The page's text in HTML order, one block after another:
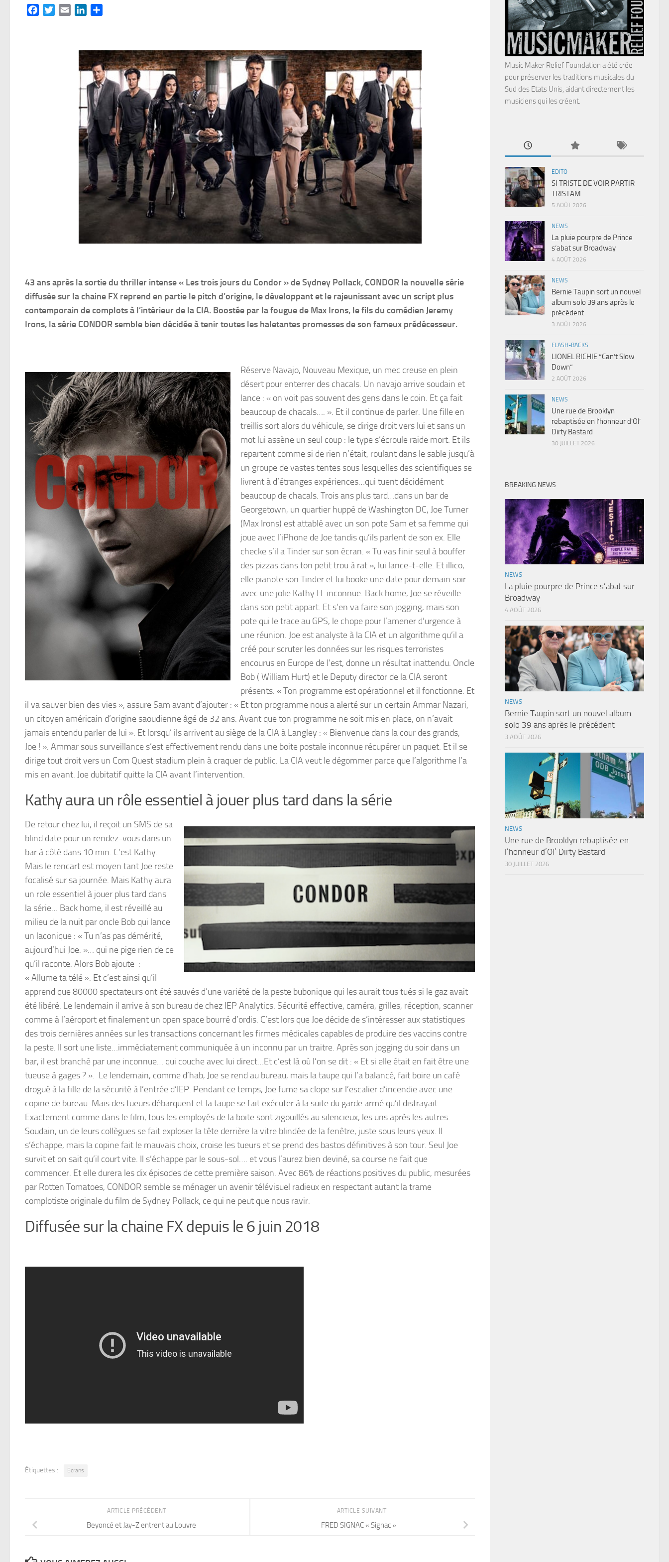
FacebookTwitterEmail LinkedIn
43 ans après la sortie du thriller intense « Les trois jours du Condor » de Sydney Pollack, CONDOR la nouvelle série
diffusée sur la chaine FX reprend en partie le pitch d’origine, le développant et le rajeunissant avec un script plus
contemporain de complots à l’intérieur de la CIA. Boostée par la fougue de Max Irons, le fils du comédien Jeremy
Irons, la série CONDOR semble bien décidée à tenir toutes les haletantes promesses de son fameux prédécesseur.
Réserve Navajo, Nouveau Mexique, un mec creuse en plein
désert pour enterrer des chacals. Un navajo arrive soudain et
lance : « on voit pas souvent des gens dans le coin. Et ça fait
beaucoup de chacals…. ». Et il continue de parler. Une fille en
treillis sort alors du véhicule, se dirige droit vers lui et sans un
mot lui assène un seul coup : le type s’écroule raide mort. Et ils
repartent comme si de rien n’était, roulant dans le sable jusqu’à
un groupe de vastes tentes sous lesquelles des scientifiques se
livrent à d’étranges expériences…qui tuent décidément
beaucoup de chacals. Trois ans plus tard…dans un bar de
Georgetown, un quartier huppé de Washington DC, Joe Turner
(Max Irons) est attablé avec un son pote Sam et sa femme qui
joue avec l’iPhone de Joe tandis qu’ils parlent de son ex. Elle
checke s’il a Tinder sur son écran. « Tu vas finir seul à bouffer
des pizzas dans ton petit trou à rat », lui lance-t-elle. Et illico,
elle pianote son Tinder et lui booke une date pour demain soir
avec une jolie Kathy H inconnue. Back home, Joe se réveille
dans son petit appart. Et s’en va faire son jogging, mais son
pote qui le trace au GPS, le chope pour l’amener d’urgence à
une réunion. Joe est analyste à la CIA et un algorithme qu’il a
créé pour scruter les données sur les risques terroristes
encourus en Europe de l’est, donne un résultat inattendu. Oncle
Bob ( William Hurt) et le Deputy director de la CIA seront
présents. « Ton programme est opérationnel et il fonctionne. Et
il va sauver bien des vies », assure Sam avant d’ajouter : « Et ton programme nous a alerté sur un certain Ammar Nazari,
un citoyen américain d’origine saoudienne âgé de 32 ans. Avant que ton programme ne soit mis en place, on n’avait
jamais entendu parler de lui ». Et lorsqu’ ils arrivent au siège de la CIA à Langley : « Bienvenue dans la cour des grands,
Joe ! ». Ammar sous surveillance s’est effectivement rendu dans une boite postale inconnue récupérer un paquet. Et il se
dirige tout droit vers un Com Quest stadium plein à craquer de public. La CIA veut le dégommer parce que l’algorithme l’a
mis en avant. Joe dubitatif quitte la CIA avant l’intervention.
Kathy aura un rôle essentiel à jouer plus tard dans la série
De retour chez lui, il reçoit un SMS de sa
blind date pour un rendez-vous dans un
bar à côté dans 10 min. C’est Kathy.
Mais le rencart est moyen tant Joe reste
focalisé sur sa journée. Mais Kathy aura
un role essentiel à jouer plus tard dans
la série… Back home, il est réveillé au
milieu de la nuit par oncle Bob qui lance
un laconique : « Tu n’as pas démérité,
aujourd’hui Joe. »… qui ne pige rien de ce
qu’il raconte. Alors Bob ajoute :
« Allume ta télé ». Et c’est ainsi qu’il
apprend que 80000 spectateurs ont été sauvés d’une variété de la peste bubonique qui les aurait tous tués si le gaz avait
été libéré. Le lendemain il arrive à son bureau de chez IEP Analytics. Sécurité effective, caméra, grilles, réception, scanner
comme à l’aéroport et finalement un open space bourré d’ordis. C’est lors que Joe décide de s’intéresser aux statistiques
des trois dernières années sur les transactions concernant les firmes médicales capables de produire des vaccins contre
la peste. Il sort une liste…immédiatement communiquée à un inconnu par un traitre. Après son jogging du soir dans un
bar, il est branché par une inconnue… qui couche avec lui direct…Et c’est là où l’on se dit : « Et si elle était en fait être une
tueuse à gages ? ». Le lendemain, comme d’hab, Joe se rend au bureau, mais la taupe qui l’a balancé, fait boire un café
drogué à la fille de la sécurité à l’entrée d’IEP. Pendant ce temps, Joe fume sa clope sur l’escalier d’incendie avec une
copine de bureau. Mais des tueurs débarquent et la taupe se fait exécuter à la suite du garde armé qu’il distrayait.
Exactement comme dans le film, tous les employés de la boite sont zigouillés au silencieux, les uns après les autres.
Soudain, un de leurs collègues se fait exploser la tête derrière la vitre blindée de la fenêtre, juste sous leurs yeux. Il
s’échappe, mais la copine fait le mauvais choix, croise les tueurs et se prend des bastos définitives à son tour. Seul Joe
survit et on sait qu’il court vite. Il s’échappe par le sous-sol…. et vous l’aurez bien deviné, sa course ne fait que
commencer. Et elle durera les dix épisodes de cette première saison. Avec 86% de réactions positives du public, mesurées
par Rotten Tomatoes, CONDOR semble se ménager un avenir télévisuel radieux en respectant autant la trame
complotiste originale du film de Sydney Pollack, ce qui ne peut que nous ravir.
Diffusée sur la chaine FX depuis le 6 juin 2018
Étiquettes : Ecrans
ARTICLE SUIVANT
FRED SIGNAC « Signac »
ARTICLE PRÉCÉDENT
Beyoncé et Jay-Z entrent au Louvre
Music Maker Relief Foundation a été crée
pour préserver les traditions musicales du
Sud des Etats Unis, aidant directement les
musiciens qui les créent.
EDITO
SI TRISTE DE VOIR PARTIR
TRISTAM
5 AOÛT 2026
NEWS
La pluie pourpre de Prince
s’abat sur Broadway
4 AOÛT 2026
NEWS
Bernie Taupin sort un nouvel
album solo 39 ans après le
précédent
3 AOÛT 2026
FLASH-BACKS
LIONEL RICHIE “Can’t Slow
Down”
2 AOÛT 2026
NEWS
Une rue de Brooklyn
rebaptisée en l’honneur d’Ol’
Dirty Bastard
30 JUILLET 2026
BREAKING NEWS
NEWS
La pluie pourpre de Prince s’abat sur
Broadway
4 AOÛT 2026
NEWS
Bernie Taupin sort un nouvel album
solo 39 ans après le précédent
3 AOÛT 2026
NEWS
Une rue de Brooklyn rebaptisée en
l’honneur d’Ol’ Dirty Bastard
30 JUILLET 2026